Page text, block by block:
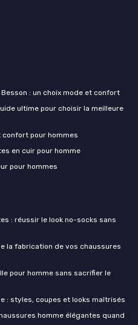
: un choix mode et confort
ultime pour choisir la meilleure
confort pour hommes
en cuir pour homme
pour hommes
: réussir le look no-socks sans
la fabrication de vos chaussures
pour homme sans sacrifier le
: styles, coupes et looks maîtrisés
homme élégantes quand